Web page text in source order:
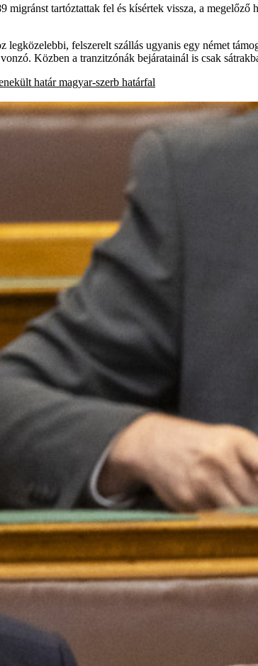
migránst tartóztattak fel és kísértek vissza, a
felszerelt szállás ugyanis egy német
Közben a tranzitzónák bejáratainál is csak
határ magyar-szerb határfal